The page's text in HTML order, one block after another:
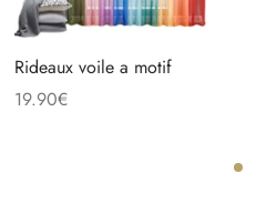
Rideaux voile a motif
19.90€